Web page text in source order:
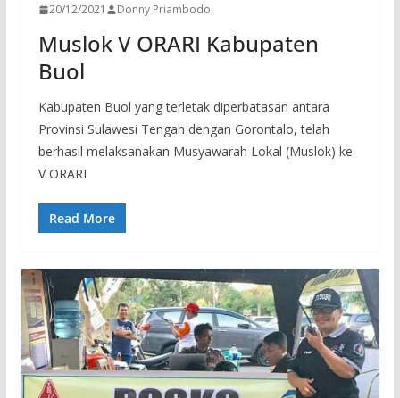
20/12/2021 Donny Priambodo
Muslok V ORARI Kabupaten
Buol
Kabupaten Buol yang terletak diperbatasan antara
Provinsi Sulawesi Tengah dengan Gorontalo, telah
berhasil melaksanakan Musyawarah Lokal (Muslok) ke
V ORARI
Read More